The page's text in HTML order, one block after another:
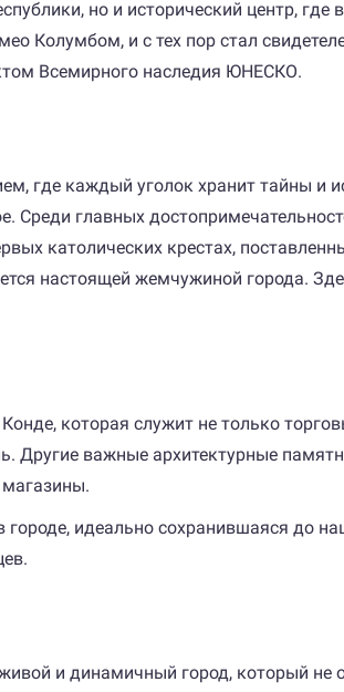
но и исторический центр, где
Колумбом, и с тех пор стал
Всемирного наследия ЮНЕСКО.
где каждый уголок хранит тайны и
Среди главных
католических крестах,
настоящей жемчужиной города.
которая служит не только
важные архитектурные
идеально сохранившаяся до
и динамичный город, который не